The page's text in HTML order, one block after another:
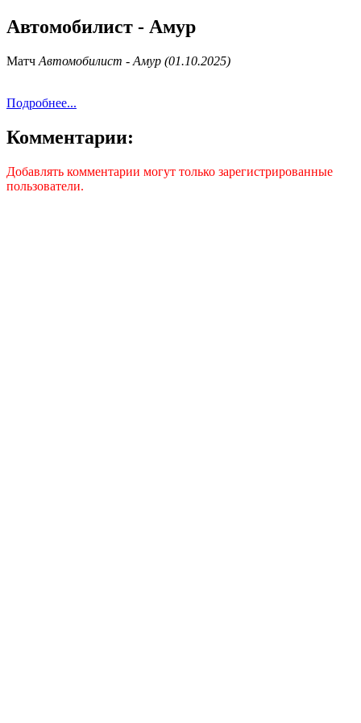
Автомобилист - Амур
Матч Автомобилист - Амур (01.10.2025)
Подробнее...
Комментарии:
Добавлять комментарии могут только зарегистрированные
пользователи.